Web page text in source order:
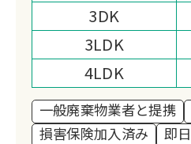
3DK
3LDK
4LDK
一般廃棄物業者と提携
損害保険加入済み
即